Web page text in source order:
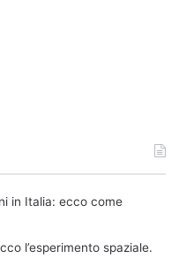
in Italia: ecco come
l’esperimento spaziale.